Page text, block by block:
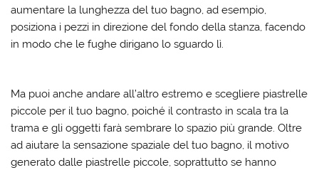
aumentare la lunghezza del tuo bagno, ad esempio,
posiziona i pezzi in direzione del fondo della stanza, facendo
in modo che le fughe dirigano lo sguardo lì.
Ma puoi anche andare all’altro estremo e scegliere piastrelle
piccole per il tuo bagno, poiché il contrasto in scala tra la
trama e gli oggetti farà sembrare lo spazio più grande. Oltre
ad aiutare la sensazione spaziale del tuo bagno, il motivo
generato dalle piastrelle piccole, soprattutto se hanno